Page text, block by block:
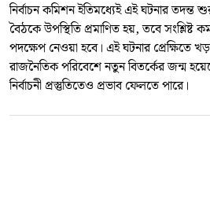
নির্বাচন কমিশন ইতিমধ্যেই এই ঘটনার
বৈঠকে উপস্থিতি প্রমাণিত হয়, তবে সংশ্লিষ্ট
পদক্ষেপ নেওয়া হবে। এই ঘটনার প্রেক্ষিতে
রাজনৈতিক পরিবেশে নতুন বিতর্কের জন্ম
নির্বাচনী প্রস্তুতিতেও প্রভাব ফেলতে পারে।